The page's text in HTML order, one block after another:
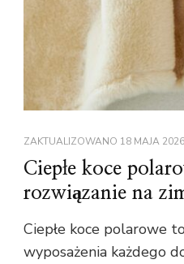
ZAKTUALIZOWANO 18 MAJA 2026
Ciepłe koce
rozwiązanie na
Ciepłe koce polarowe
wyposażenia każdego